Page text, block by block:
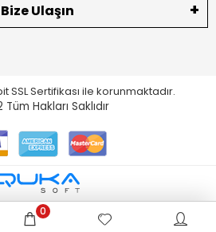
Bize Ulaşın
SSL Sertifikası ile korunmaktadır.
Tüm Hakları Saklıdır
0